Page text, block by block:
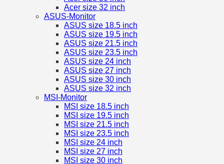
Acer size 32 inch
ASUS-Monitor
ASUS size 18.5 inch
ASUS size 19.5 inch
ASUS size 21.5 inch
ASUS size 23.5 inch
ASUS size 24 inch
ASUS size 27 inch
ASUS size 30 inch
ASUS size 32 inch
MSI-Monitor
MSI size 18.5 inch
MSI size 19.5 inch
MSI size 21.5 inch
MSI size 23.5 inch
MSI size 24 inch
MSI size 27 inch
MSI size 30 inch